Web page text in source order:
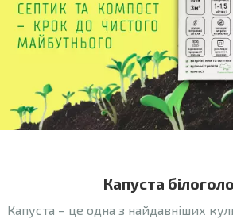
Капуста
Капуста – це одна з найдавніших